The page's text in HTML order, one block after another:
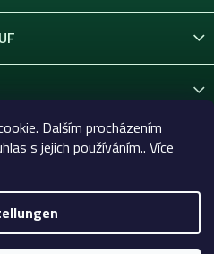
Dalším procházením
s jejich používáním.. Více
| Alles für Tattoo und